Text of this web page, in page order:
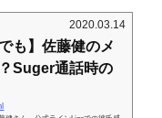
2020.03.14
も】佐藤健のメ
Suger通話時の